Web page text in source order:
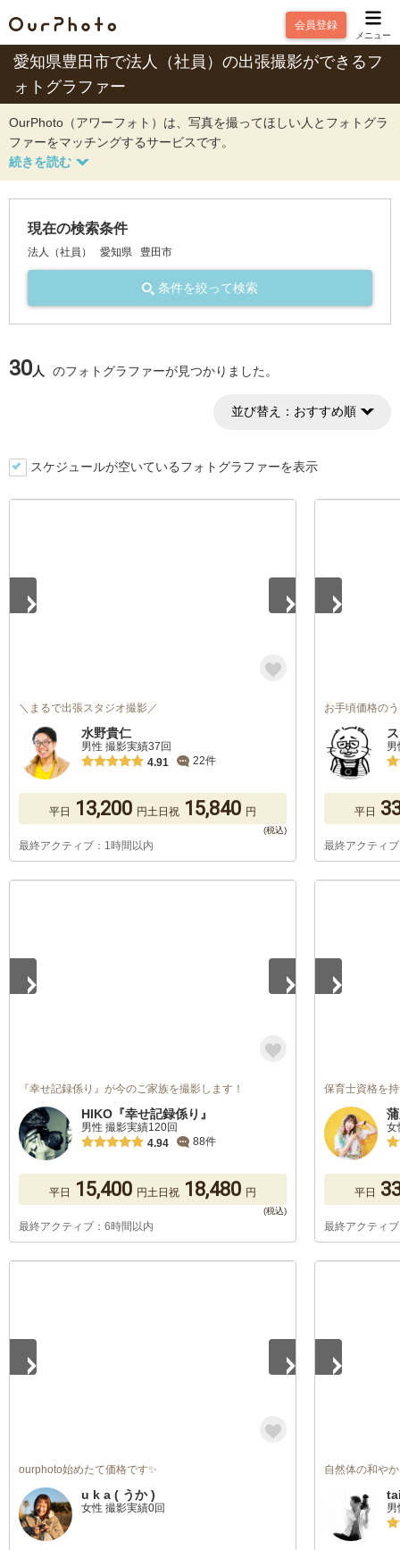
会員登録
メニュー
愛知県豊田市で法人（社員）の出張撮影ができるフ
ォトグラファー
OurPhoto（アワーフォト）は、写真を撮ってほしい人とフォトグラ
ファーをマッチングするサービスです。
現在の検索条件
法人（社員） 愛知県 豊田市
条件を絞って検索
30人 のフォトグラファーが見つかりました。
並び替え： おすすめ順
スケジュールが空いているフォトグラファーを表示
＼まるで出張スタジオ撮影／
水野貴仁
男性 撮影実績37回
4.91
22件
平日 13,200 円土日祝 15,840 円
最終アクティブ：1時間以内
お手頃価格の
平日
最終アクティ
『幸せ記録係り』が今のご家族を撮影します！
HIKO『幸せ記録係り』
男性 撮影実績120回
4.94
88件
平日 15,400 円土日祝 18,480 円
最終アクティブ：6時間以内
保育士資格を
女
平日
最終アクティ
ourphoto始めたて価格です✨
u k a ( うか )
女性 撮影実績0回
自然体の和や